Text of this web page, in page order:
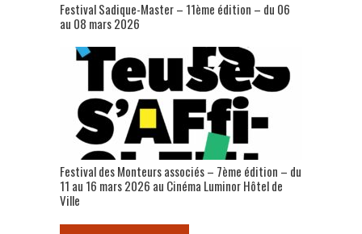
Festival Sadique-Master – 11ème édition – du 06
au 08 mars 2026
Festival des Monteurs associés – 7ème édition – du
11 au 16 mars 2026 au Cinéma Luminor Hôtel de
Ville